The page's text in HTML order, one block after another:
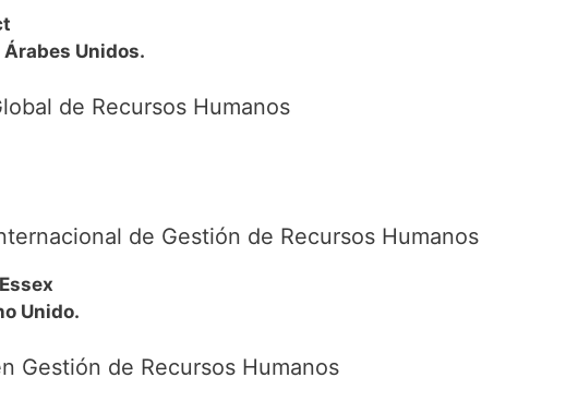
Unidos.
de Recursos Humanos
de Gestión de Recursos Humanos
Unido.
Gestión de Recursos Humanos